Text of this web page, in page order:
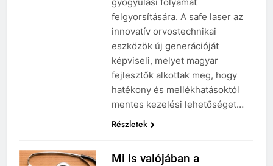
felgyorsítására. A safe laser az
innovatív orvostechnikai
eszközök új generációját
képviseli, melyet magyar
fejlesztők alkottak meg, hogy
hatékony és mellékhatásoktól
mentes kezelési lehetőséget…
Részletek
Mi is valójában a